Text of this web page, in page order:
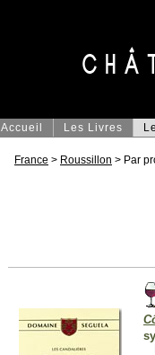
Accueil Les Livres
France > Roussillon > Par